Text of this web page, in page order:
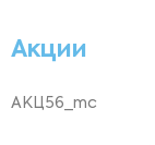
Акции
АКЦ56_mc